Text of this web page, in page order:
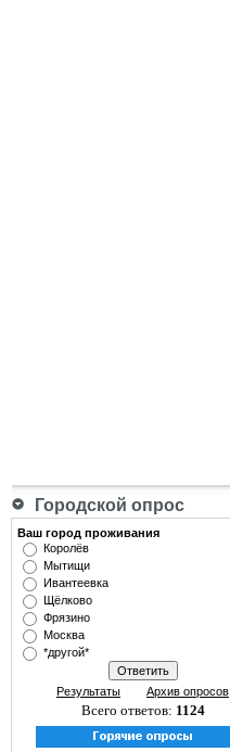
Городской опрос
Ваш город проживания
Королёв
Мытищи
Ивантеевка
Щёлково
Фрязино
Москва
*другой*
Результаты Архив опросов
Всего ответов: 1124